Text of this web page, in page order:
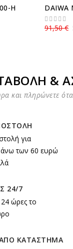
H DAIWA
91,50 €
&
και πληρώνετε
για
άνω των 60 ευρώ
24/7
ώρες το
ΚΑΤΑΣΤΗΜΑ